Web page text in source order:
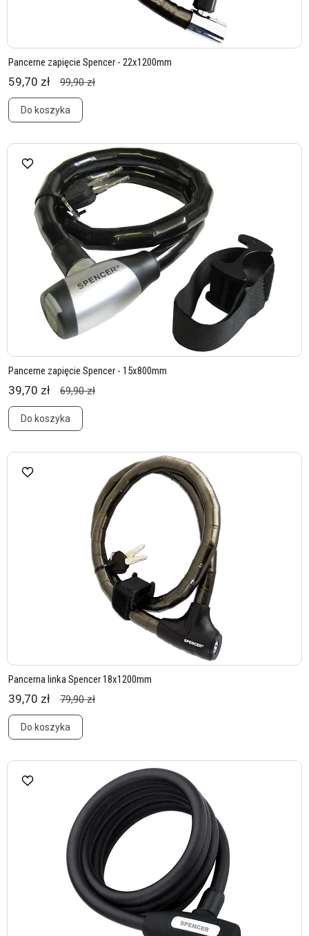
Pancerne zapięcie Spencer - 22x1200mm
59,70 zł 99,90 zł
Do koszyka
Pancerne zapięcie Spencer - 15x800mm
39,70 zł 69,90 zł
Do koszyka
Pancerna linka Spencer 18x1200mm
39,70 zł 79,90 zł
Do koszyka